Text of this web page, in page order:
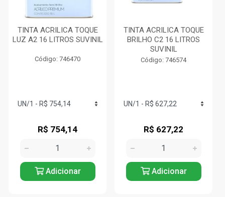
TINTA ACRILICA TOQUE
LUZ A2 16 LITROS SUVINIL
Código: 746470
R$ 754,14
Adicionar
TINTA ACRILICA TOQUE
BRILHO C2 16 LITROS
SUVINIL
Código: 746574
R$ 627,22
Adicionar